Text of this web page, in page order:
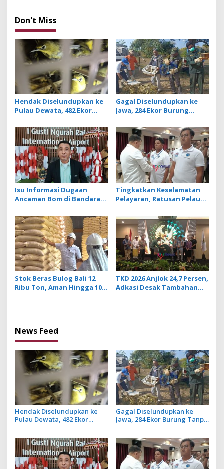
o
n
Gibran
Don't Miss
Hendak Diselundupkan ke
Pulau Dewata, 482 Ekor
Diamankan Karantina Bali
Gagal Diselundupkan ke
Jawa, 284 Ekor Burung
Dilepasliarkan Cegah
Ancaman Penyakit
Isu Informasi Dugaan
Ancaman Bom di Bandara
Benar, Operasional
Penerbangan Lancar
Tingkatkan Keselamatan
Pelayaran, Ratusan Pelaut
dan JMPR
Stok Beras Bulog Bali 12
Ribu Ton, Aman Hingga 10
TKD 2026 Anjlok 24,7 Persen,
Adkasi Desak Tambahan
News Feed
Hendak Diselundupkan ke
Pulau Dewata, 482 Ekor
Gagal Diselundupkan ke
Jawa, 284 Ekor Burung Tanpa